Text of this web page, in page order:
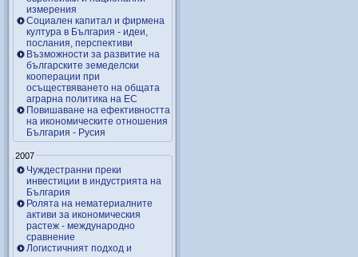
измерения
Социален капитал и фирмена
култура в България - идеи,
послания, перспективи
Възможности за развитие на
българските земеделски
кооперации при
осъществяването на общата
аграрна политика на ЕС
Повишаване на ефективността
на икономическите отношения
България - Русия
2007
Чуждестранни преки
инвестиции в индустрията на
България
Ролята на нематериалните
активи за икономическия
растеж - международно
сравнение
Логистичният подход и